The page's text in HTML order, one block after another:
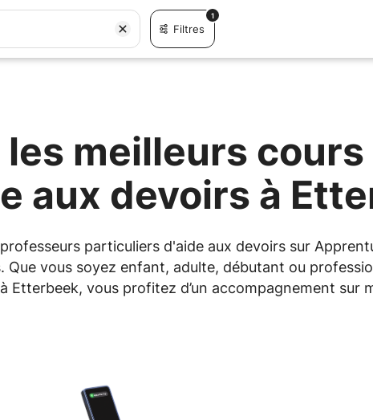
Filtres
1
les meilleurs
aux devoirs à
professeurs particuliers d'aide aux devoirs sur
vous soyez enfant, adulte, débutant ou
Etterbeek, vous profitez d’un accompagnement sur